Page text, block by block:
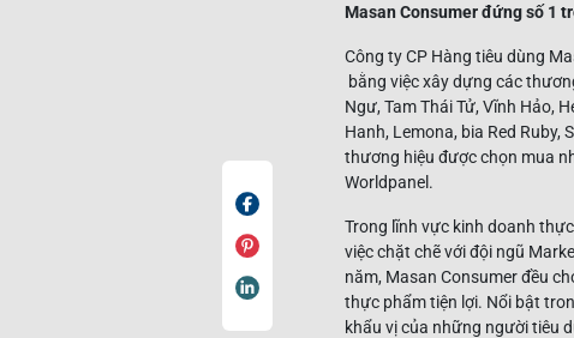
Masan Consumer đứng số 1
Công ty CP Hàng tiêu dùng
bằng việc xây dựng các
Ngư, Tam Thái Tử, Vĩnh Hảo,
Hanh, Lemona, bia Red
thương hiệu được chọn mua
Worldpanel.
Trong lĩnh vực kinh doanh
việc chặt chẽ với đội ngũ
năm, Masan Consumer đều
thực phẩm tiện lợi. Nổi bật
khẩu vị của những người tiêu